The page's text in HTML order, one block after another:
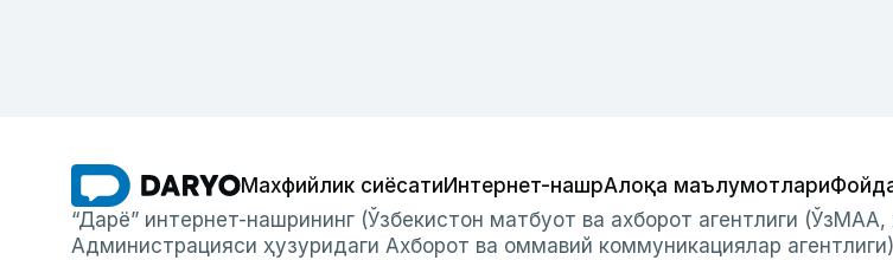
Махфийлик сиёсатиИнтернет-нашрАлоқа маълумотлари
“Дарё” интернет-нашрининг (Ўзбекистон матбуот ва ахборот агентлиги
Администрацияси ҳузуридаги Ахборот ва оммавий коммуникациялар